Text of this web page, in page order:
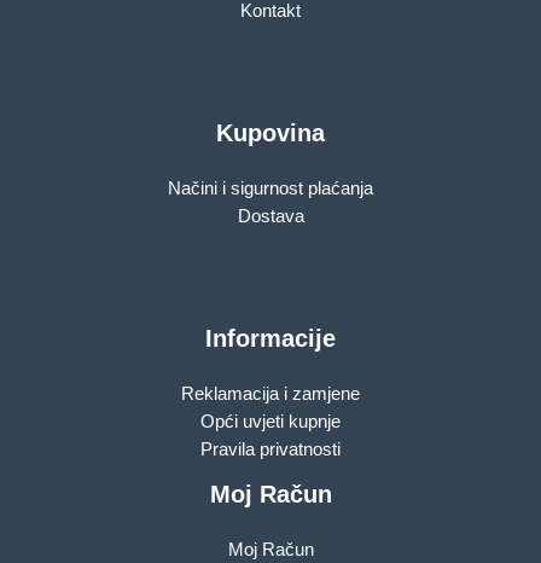
Kontakt
Kupovina
Načini i sigurnost plaćanja
Dostava
Informacije
Reklamacija i zamjene
Opći uvjeti kupnje
Pravila privatnosti
Moj Račun
Moj Račun